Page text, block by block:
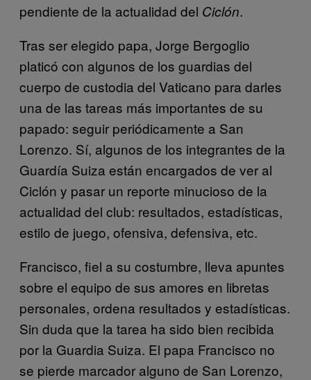
pendiente de la actualidad del Ciclón.
Tras ser elegido papa, Jorge Bergoglio
platicó con algunos de los guardias del
cuerpo de custodia del Vaticano para darles
una de las tareas más importantes de su
papado: seguir periódicamente a San
Lorenzo. Sí, algunos de los integrantes de la
Guardía Suiza están encargados de ver al
Ciclón y pasar un reporte minucioso de la
actualidad del club: resultados, estadísticas,
estilo de juego, ofensiva, defensiva, etc.
Francisco, fiel a su costumbre, lleva apuntes
sobre el equipo de sus amores en libretas
personales, ordena resultados y estadísticas.
Sin duda que la tarea ha sido bien recibida
por la Guardia Suiza. El papa Francisco no
se pierde marcador alguno de San Lorenzo,